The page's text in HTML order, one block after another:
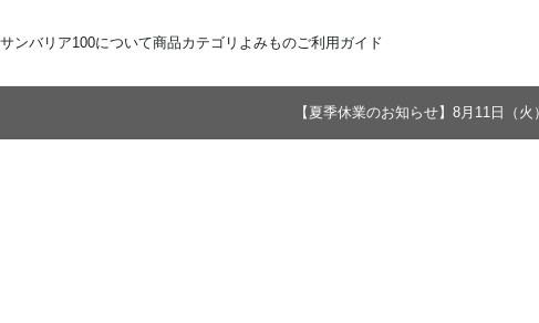
サンバリア100について商品カテゴリ よみものご利用ガイド
【夏季休業のお知らせ】8月11日（